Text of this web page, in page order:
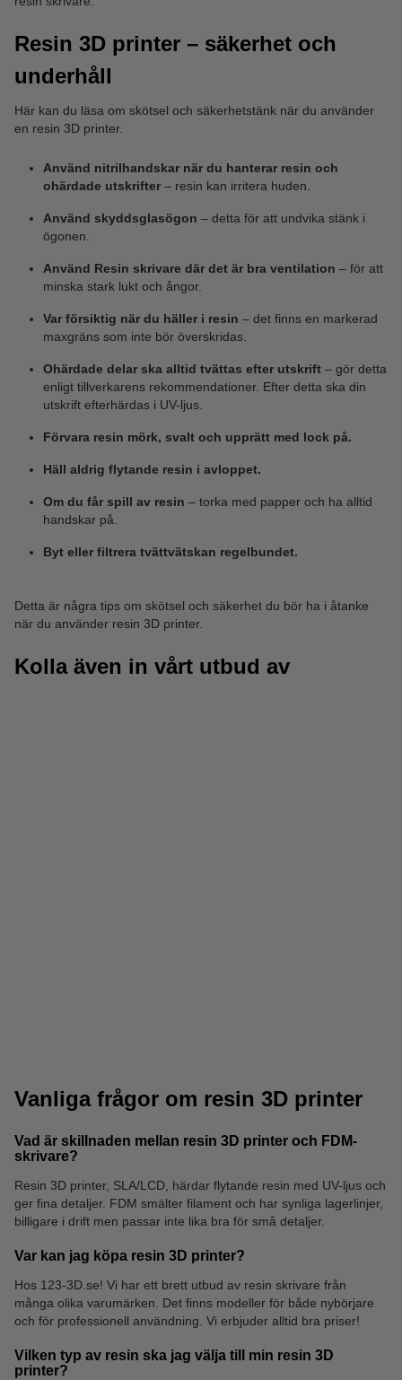
Resin 3D printer – säkerhet och
underhåll
Här kan du läsa om skötsel och säkerhetstänk när du använder
en resin 3D printer.
Använd nitrilhandskar när du hanterar resin och
ohärdade utskrifter – resin kan irritera huden.
Använd skyddsglasögon – detta för att undvika stänk i
ögonen.
Använd Resin skrivare där det är bra ventilation – för att
minska stark lukt och ångor.
Var försiktig när du häller i resin – det finns en markerad
maxgräns som inte bör överskridas.
Ohärdade delar ska alltid tvättas efter utskrift – gör detta
enligt tillverkarens rekommendationer. Efter detta ska din
utskrift efterhärdas i UV-ljus.
Förvara resin mörk, svalt och upprätt med lock på.
Häll aldrig flytande resin i avloppet.
Om du får spill av resin – torka med papper och ha alltid
handskar på.
Byt eller filtrera tvättvätskan regelbundet.
Detta är några tips om skötsel och säkerhet du bör ha i åtanke
när du använder resin 3D printer.
Kolla även in vårt utbud av
UV
kureringskammare
SLA build plates
Vanliga frågor om resin 3D printer
Vad är skillnaden mellan resin 3D printer och FDM-
skrivare?
Resin 3D printer, SLA/LCD, härdar flytande resin med UV-ljus och
ger fina detaljer. FDM smälter filament och har synliga lagerlinjer,
billigare i drift men passar inte lika bra för små detaljer.
Var kan jag köpa resin 3D printer?
Hos 123-3D.se! Vi har ett brett utbud av resin skrivare från
många olika varumärken. Det finns modeller för både nybörjare
och för professionell användning. Vi erbjuder alltid bra priser!
Vilken typ av resin ska jag välja till min resin 3D
printer?